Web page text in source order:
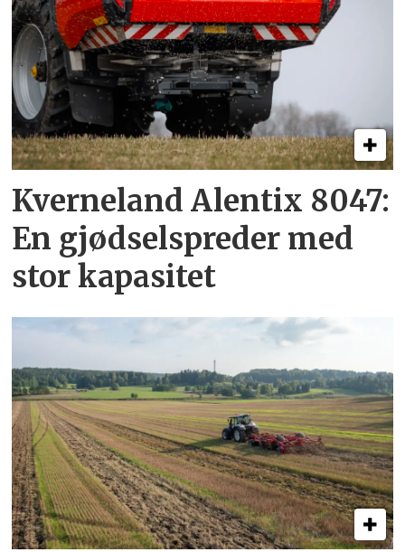
Kverneland Alentix 8047:
En gjødsel­spreder med
stor kapasitet